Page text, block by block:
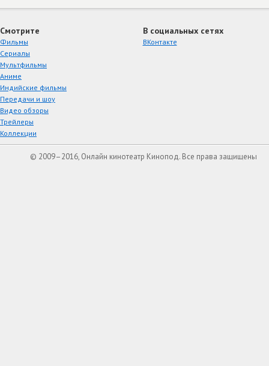
Смотрите
Фильмы
Сериалы
Мультфильмы
Аниме
Индийские фильмы
Передачи и шоу
Видео обзоры
Трейлеры
Коллекции
В социальных сетях
ВКонтакте
© 2009–2016, Онлайн кинотеатр Кинопод. Все права защищены